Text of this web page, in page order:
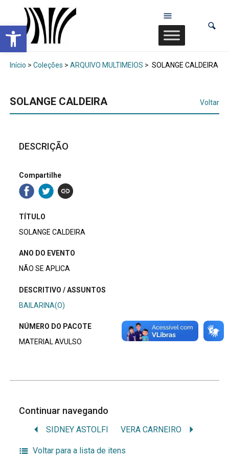
Abrir a barra de ferramentas
Início > Coleções > ARQUIVO MULTIMEIOS > SOLANGE CALDEIRA
SOLANGE CALDEIRA Voltar
DESCRIÇÃO
Compartilhe
TÍTULO
SOLANGE CALDEIRA
ANO DO EVENTO
NÃO SE APLICA
DESCRITIVO / ASSUNTOS
BAILARINA(O)
NÚMERO DO PACOTE
MATERIAL AVULSO
Continuar navegando
SIDNEY ASTOLFI VERA CARNEIRO
Voltar para a lista de itens